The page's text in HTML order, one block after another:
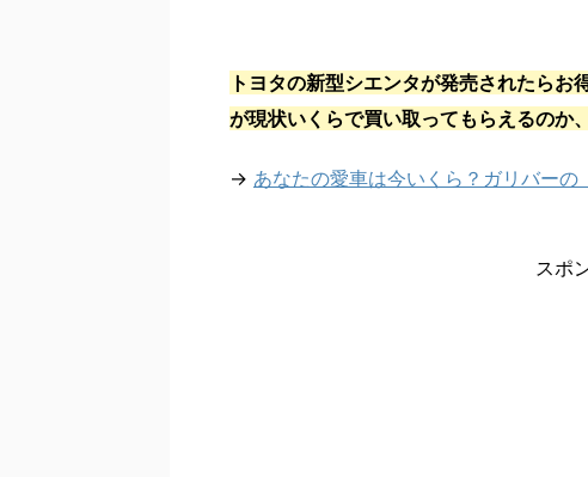
トヨタの新型シエンタが発売されたら
が現状いくらで買い取ってもらえるのか
→ あなたの愛車は今いくら？ガリバーの
スポ